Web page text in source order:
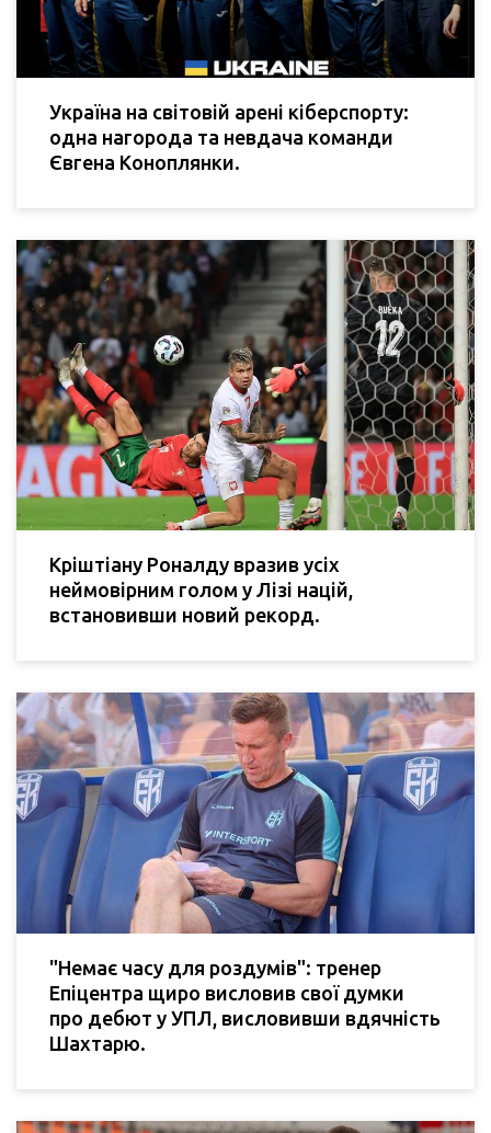
Україна на світовій арені кіберспорту:
одна нагорода та невдача команди
Євгена Коноплянки.
Кріштіану Роналду вразив усіх
неймовірним голом у Лізі націй,
встановивши новий рекорд.
"Немає часу для роздумів": тренер
Епіцентра щиро висловив свої думки
про дебют у УПЛ, висловивши вдячність
Шахтарю.